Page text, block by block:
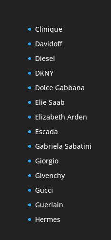
Clinique
Davidoff
Diesel
DKNY
Dolce Gabbana
Elie Saab
Elizabeth Arden
Escada
Gabriela Sabatini
Giorgio
Givenchy
Gucci
Guerlain
Hermes